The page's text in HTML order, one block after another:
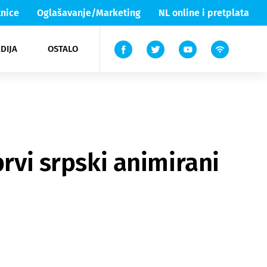
Oglašavanje/Marketing NL online i pretplata
OSTALO
Lika & Senj
TV
srpski animirani